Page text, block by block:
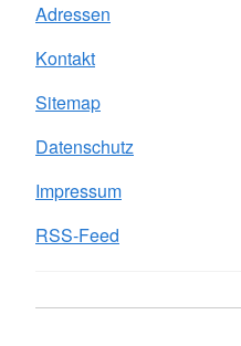
Adressen
Kontakt
Sitemap
Datenschutz
Impressum
RSS-Feed